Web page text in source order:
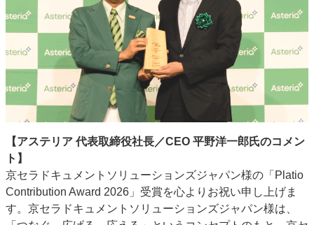
【アステリア 代表取締役社長／CEO 平野洋一郎氏のコメン
ト】
京セラドキュメントソリューションズジャパン様の「Platio
Contribution Award 2026」受賞を心よりお祝い申し上げま
す。京セラドキュメントソリューションズジャパン様は、